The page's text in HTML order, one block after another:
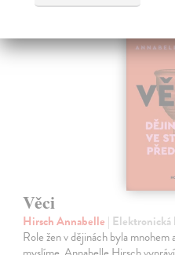
Věci
Hirsch Annabelle | Elektronická
Role žen v dějinách byla mnohem